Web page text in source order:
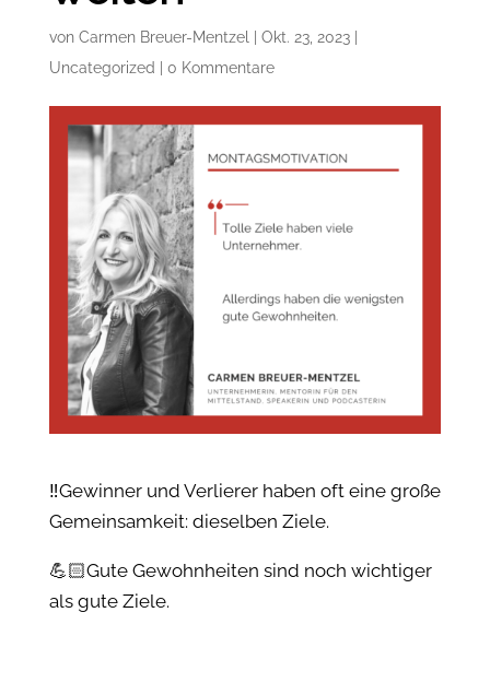
von Carmen Breuer-Mentzel Okt. 23, 2023|
Uncategorized
0 Kommentare
‼️Gewinner und Verlierer haben oft eine große
Gemeinsamkeit: dieselben Ziele.
💪🏻Gute Gewohnheiten sind noch wichtiger
als gute Ziele.